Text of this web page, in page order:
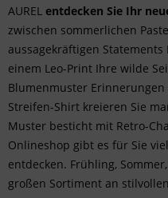
AUREL entdecken Sie Ihr
zwischen sommerlichen
aussagekräftigen
einem Leo-Print Ihre wilde
Blumenmuster
Streifen-Shirt kreieren Sie
Muster besticht mit Retro-
Onlineshop gibt es für Sie
entdecken. Frühling,
großen Sortiment an